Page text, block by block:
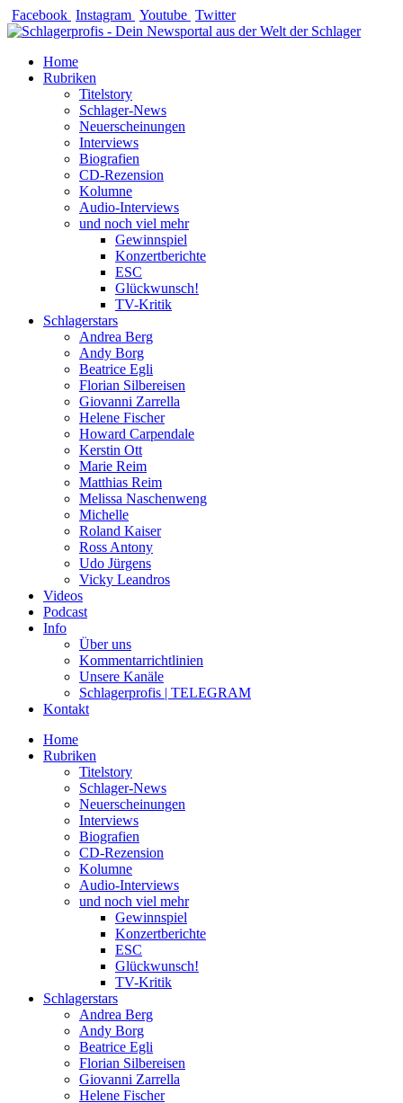
Zum
Inhalt
Facebook Instagram Youtube Twitter
Home
Rubriken
Titelstory
Schlager-News
Neuerscheinungen
Interviews
Biografien
CD-Rezension
Kolumne
Audio-Interviews
und noch viel mehr
Gewinnspiel
Konzertberichte
ESC
Glückwunsch!
TV-Kritik
Schlagerstars
Andrea Berg
Andy Borg
Beatrice Egli
Florian Silbereisen
Giovanni Zarrella
Helene Fischer
Howard Carpendale
Kerstin Ott
Marie Reim
Matthias Reim
Melissa Naschenweng
Michelle
Roland Kaiser
Ross Antony
Udo Jürgens
Vicky Leandros
Videos
Podcast
Info
Über uns
Kommentarrichtlinien
Unsere Kanäle
Schlagerprofis | TELEGRAM
Kontakt
Home
Rubriken
Titelstory
Schlager-News
Neuerscheinungen
Interviews
Biografien
CD-Rezension
Kolumne
Audio-Interviews
und noch viel mehr
Gewinnspiel
Konzertberichte
ESC
Glückwunsch!
TV-Kritik
Schlagerstars
Andrea Berg
Andy Borg
Beatrice Egli
Florian Silbereisen
Giovanni Zarrella
Helene Fischer